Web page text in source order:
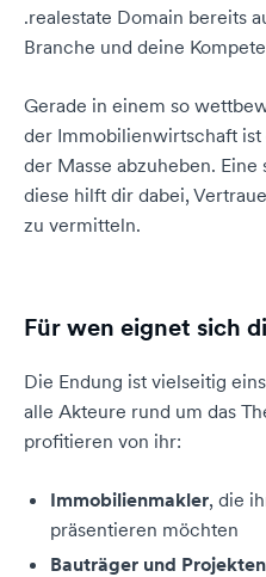
.realestate Domain bereits
Branche und deine
Gerade in einem so
der Immobilienwirtschaft ist
der Masse abzuheben.
diese hilft dir dabei,
zu vermitteln.
Für wen eignet sich
Die Endung ist vielseitig
alle Akteure rund um das
profitieren von ihr:
Immobilienmakler, die
präsentieren möchten
Bauträger und